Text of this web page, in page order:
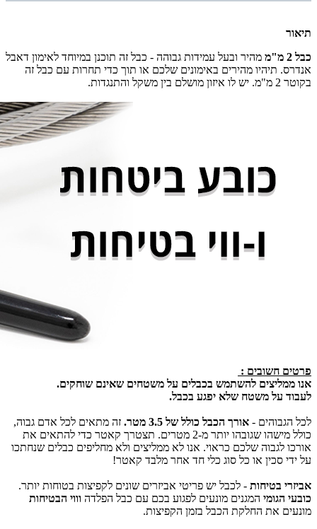
תיאור
כבל 2 מ"מ
מהיר ובעל עמידות גבוהה - כבל זה תוכנן במיוחד לאימון דאבל
אנדרס. תיהיו מהירים באימונים שלכם או תוך כדי תחרות עם כבל זה
בקוטר 2 מ"מ. יש לו איזון מושלם בין משקל והתנגדות.
פרטים חשובים :
אנו ממליצים להשתמש בכבלים על משטחים שאינם שוחקים.
לעבוד על משטח שלא יפגע בכבל.
לכל הגבוהים - אורך הכבל כולל של 3.5 מטר.
זה מתאים לכל אדם גבוה,
כולל מישהו שגובהו יותר מ-2 מטרים. תצטרך קאטר כדי להתאים את
אורכו לגבוה שלכם כראוי. אנו לא ממליצים ולא מחליפים כבלים שנחתכו
על ידי סכין או כל סוג כלי חד אחר מלבד קאטר!
אביזרי בטיחות - לכבל יש פריטי אביזרים שונים לקפיצות בטוחות יותר.
כובעי הגומי המגנים מונעים לפגוע בכם עם כבל הפלדה וווי הבטיחות
מונעים את החלקת הכבל בזמן הקפיצות.